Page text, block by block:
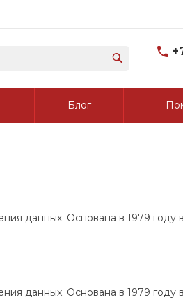
г.
Блог
данных. Основана в 1979 году в
данных. Основана в 1979 году